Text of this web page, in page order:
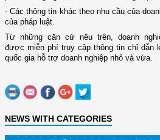
- Các thông tin khác theo nhu cầu của
của pháp luật.
Từ những căn cứ nêu trên, doanh
được miễn phí truy cập thông tin chỉ dẫn
quốc gia hỗ trợ doanh nghiệp nhỏ và vừa.
NEWS WITH CATEGORIES